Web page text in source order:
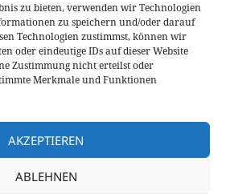
zu bieten, verwenden wir Technologien
zu speichern und/oder darauf
Technologien zustimmst, können wir
oder eindeutige IDs auf dieser Website
Zustimmung nicht erteilst oder
Merkmale und Funktionen
AKZEPTIEREN
ABLEHNEN
geschlossen.
Golf R Variant: Ein
Bombastisch aber